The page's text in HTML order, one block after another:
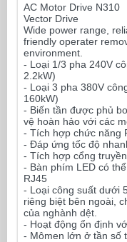
AC Motor Drive N310
Vector Drive
Wide power range,
friendly operater
environment.
- Loại 1/3 pha 240V
2.2kW)
- Loại 3 pha 380V
160kW)
- Biến tần được phủ
vệ hoàn hảo với các
- Tích hợp chức năng
- Đáp ứng tốc độ
- Tích hợp cổng
- Bàn phím LED có
RJ45
- Loại công suất dưới
riêng biệt bên ngoài,
của nghành dệt.
- Hoạt động ổn định
- Mômen lớn ở tần số